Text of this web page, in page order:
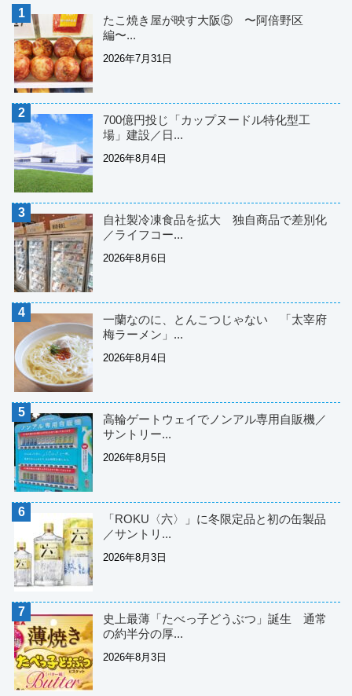
たこ焼き屋が映す大阪⑤ 〜阿倍野区
編〜...
2026年7月31日
700億円投じ「カップヌードル特化型工
場」建設／日...
2026年8月4日
自社製冷凍食品を拡大 独自商品で差別化
／ライフコー...
2026年8月6日
一蘭なのに、とんこつじゃない 「太宰府
梅ラーメン」...
2026年8月4日
高輪ゲートウェイでノンアル専用自販機／
サントリー...
2026年8月5日
「ROKU〈六〉」に冬限定品と初の缶製品
／サントリ...
2026年8月3日
史上最薄「たべっ子どうぶつ」誕生 通常
の約半分の厚...
2026年8月3日